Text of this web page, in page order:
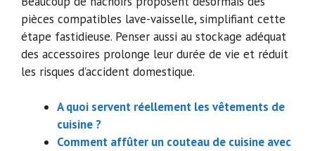
pièces compatibles lave-vaisselle, simplifiant cette
étape fastidieuse. Penser aussi au stockage adéquat
des accessoires prolonge leur durée de vie et réduit
les risques d’accident domestique.
A quoi servent réellement les vêtements de
cuisine ?
Comment affûter un couteau de cuisine avec